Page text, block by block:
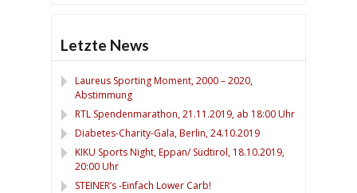
Letzte News
Laureus Sporting Moment, 2000 – 2020,
Abstimmung
RTL Spendenmarathon, 21.11.2019, ab 18:00 Uhr
Diabetes-Charity-Gala, Berlin, 24.10.2019
KIKU Sports Night, Eppan/ Südtirol, 18.10.2019,
20:00 Uhr
STEINER’s -Einfach Lower Carb!